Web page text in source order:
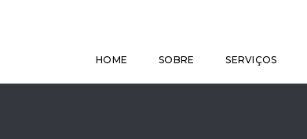
HOME SOBRE SERVIÇOS